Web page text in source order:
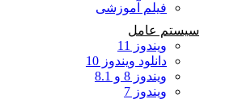
فیلم آموزشی
سیستم عامل
ویندوز 11
دانلود ویندوز 10
ویندوز 8 و 8.1
ویندوز 7